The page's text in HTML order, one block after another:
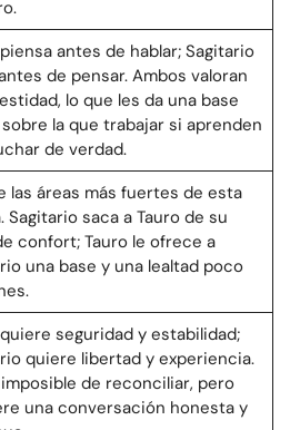
antes de hablar; Sagitario
de pensar. Ambos valoran
lo que les da una base
la que trabajar si aprenden
de verdad.
las áreas más fuertes de esta
Sagitario saca a Tauro de su
confort; Tauro le ofrece a
una base y una lealtad poco
seguridad y estabilidad;
quiere libertad y experiencia.
de reconciliar, pero
una conversación honesta y